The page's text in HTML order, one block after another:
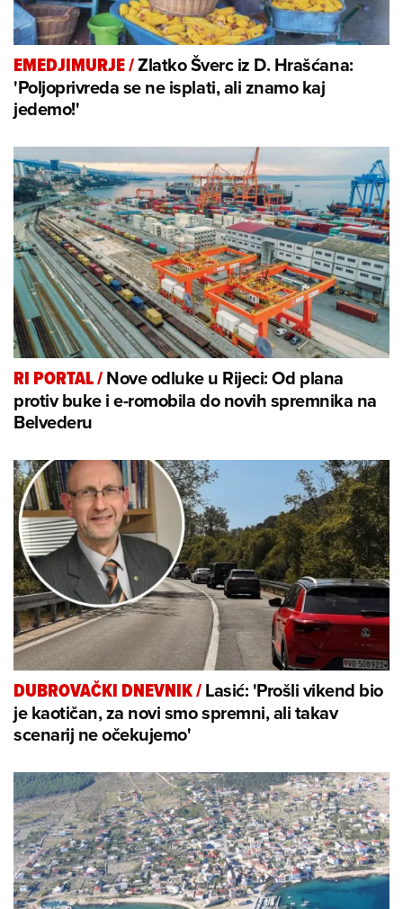
EMEDJIMURJE/Zlatko Šverc iz D. Hrašćana:
'Poljoprivreda se ne isplati, ali znamo kaj
jedemo!'
RI PORTAL/Nove odluke u Rijeci: Od plana
protiv buke i e-romobila do novih spremnika na
Belvederu
DUBROVAČKI DNEVNIK/Lasić: 'Prošli vikend bio
je kaotičan, za novi smo spremni, ali takav
scenarij ne očekujemo'